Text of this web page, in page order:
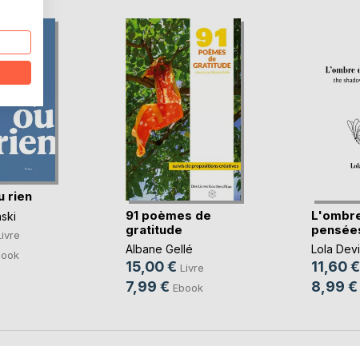
rien
91 poèmes de
gratitude
Albane Gellé
15,00 € Livre
7,99 € Ebook
Lola
11,60 €
8,99 €